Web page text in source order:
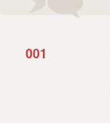
001